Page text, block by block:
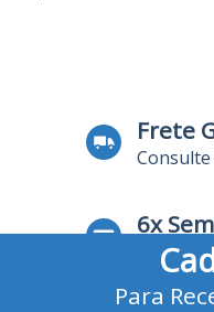
Frete
6x
no
Para